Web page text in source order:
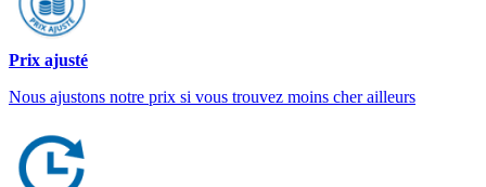
Prix ajusté
Nous ajustons notre prix si vous trouvez moins cher ailleurs